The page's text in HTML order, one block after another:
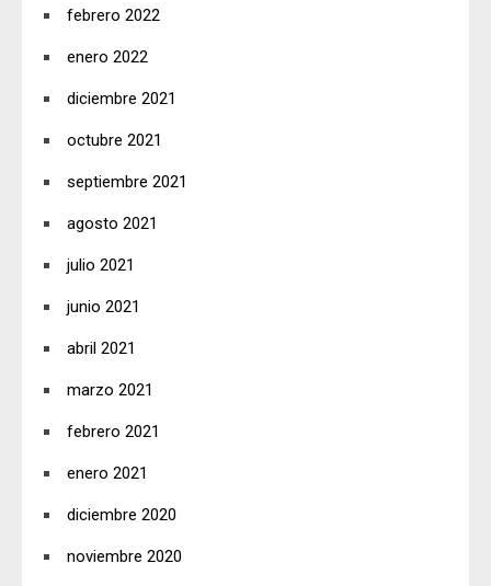
febrero 2022
enero 2022
diciembre 2021
octubre 2021
septiembre 2021
agosto 2021
julio 2021
junio 2021
abril 2021
marzo 2021
febrero 2021
enero 2021
diciembre 2020
noviembre 2020